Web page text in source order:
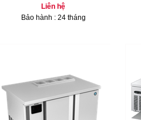
Liên hệ
Bảo hành : 24 tháng